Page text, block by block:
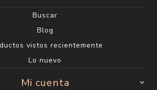
Buscar
Blog
vistos recientemente
Lo nuevo
Mi cuenta